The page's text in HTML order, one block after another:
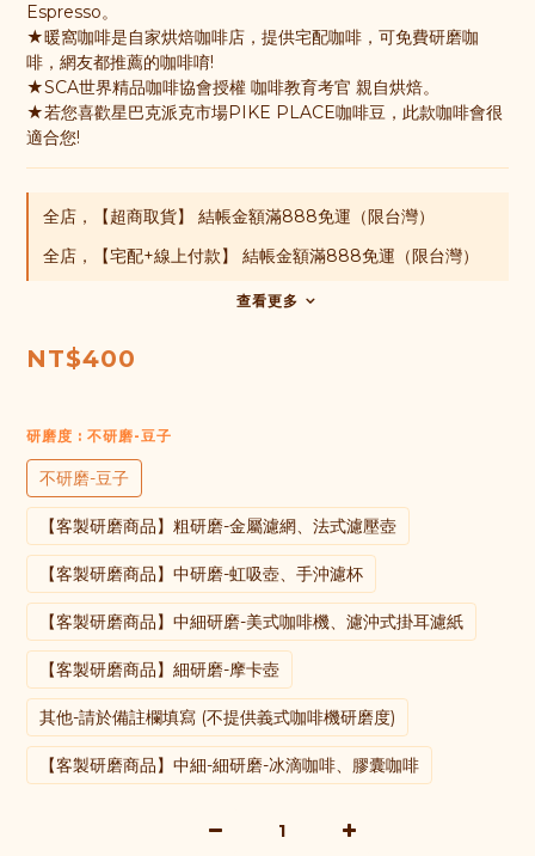
Espresso。
★暖窩咖啡是自家烘焙咖啡店，提供宅配咖啡，可免費研磨咖
啡，網友都推薦的咖啡唷!
★SCA世界精品咖啡協會授權 咖啡教育考官 親自烘焙。
★若您喜歡星巴克派克市場PIKE PLACE咖啡豆，此款咖啡會很
適合您!
全店，【超商取貨】 結帳金額滿888免運（限台灣）
全店，【宅配+線上付款】 結帳金額滿888免運（限台灣）
查看更多
NT$400
研磨度 : 不研磨-豆子
不研磨-豆子
【客製研磨商品】粗研磨-金屬濾網、法式濾壓壺
【客製研磨商品】中研磨-虹吸壺、手沖濾杯
【客製研磨商品】中細研磨-美式咖啡機、濾沖式掛耳濾紙
【客製研磨商品】細研磨-摩卡壺
其他-請於備註欄填寫 (不提供義式咖啡機研磨度)
【客製研磨商品】中細-細研磨-冰滴咖啡、膠囊咖啡